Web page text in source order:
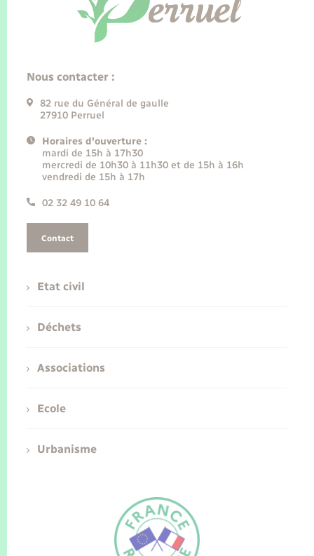
Nous contacter :
82 rue du Général de gaulle
27910 Perruel
Horaires d'ouverture :
mardi de 15h à 17h30
mercredi de 10h30 à 11h30 et de 15h à 16h
vendredi de 15h à 17h
02 32 49 10 64
Contact
Etat civil
Déchets
Associations
Ecole
Urbanisme